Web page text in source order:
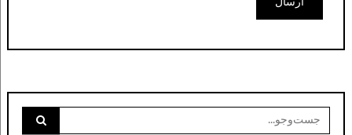
جست‌وجو
برای: